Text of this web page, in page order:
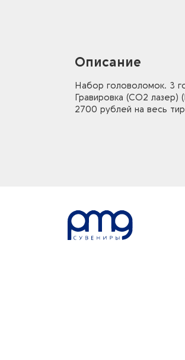
Описание
Набор головоломок. 3
Гравировка (CO2
2700 рублей на весь